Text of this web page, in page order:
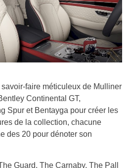
faire méticuleux de Mulliner
Continental GT,
Spur et Bentayga pour créer les
de la collection, chacune
des 20 pour dénoter son
Guard, The Carnaby, The Pall